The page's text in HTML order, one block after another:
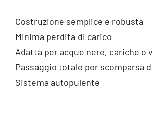
Costruzione semplice e robusta
Minima perdita di carico
Adatta per acque nere, cariche o
Passaggio totale per scomparsa
Sistema autopulente